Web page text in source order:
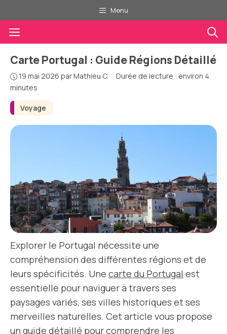
au
contenu
Menu
Menu
Voyage
Carte Portugal : Guide Régions Détaillé
19 mai 2026 parMathieu C. · Durée de lecture : environ 4
minutes
Explorer le Portugal nécessite une
compréhension des différentes régions et de
leurs spécificités. Une carte du Portugal est
essentielle pour naviguer à travers ses
paysages variés, ses villes historiques et ses
merveilles naturelles. Cet article vous propose
un guide détaillé pour comprendre les